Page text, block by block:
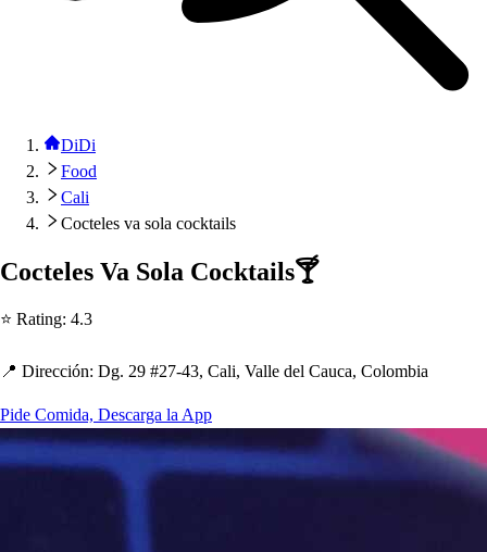
DiDi
Food
Cali
Cocteles va sola cocktails
Cocteles Va Sola Cocktails🍸
⭐ Rating: 4.3
📍 Dirección: Dg. 29 #27-43, Cali, Valle del Cauca, Colombia
Pide Comida, Descarga la App